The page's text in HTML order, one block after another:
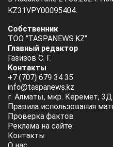
KZ31VPY00095404.
Собственник
ТОО "TASPANEWS.KZ"
Главный редактор
Газизов С. Г.
Контакты
+7 (707) 679 34 35
info@taspanews.kz
г. Алматы, мкр. Керемет, 3Д
Правила использования
Проверка фактов
Реклама на сайте
Контакты